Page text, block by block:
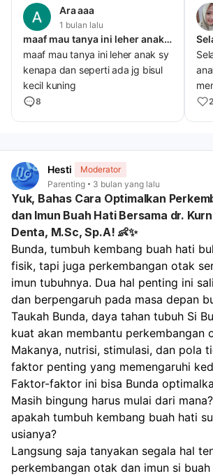
Ara aaa
1 bulan lalu
maaf mau tanya ini leher anak sy kenapa dan seperti
maaf mau tanya ini leher anak sy
kenapa dan seperti ada jg bisul
kecil kuning
8 2
Hesti
Moderator
Parenting
3 bulan yang lalu
Yuk, Bahas Cara Optimalkan
dan Imun Buah Hati Bersama dr.
Denta, M.Sc, Sp.A! 👶✨
Bunda, tumbuh kembang buah hati
fisik, tapi juga perkembangan otak
imun tubuhnya. Dua hal penting ini
dan berpengaruh pada masa depan
Taukah Bunda, daya tahan tubuh Si
kuat akan membantu perkembangan
Makanya, nutrisi, stimulasi, dan pola
faktor penting yang memengaruhi
Faktor-faktor ini bisa Bunda
Masih bingung harus mulai dari
apakah tumbuh kembang buah hati
usianya?
Langsung saja tanyakan segala hal
perkembangan otak dan imun si